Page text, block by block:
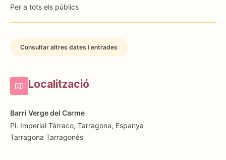
Per a tots els públics
Consultar altres dates i entrades
Localització
Barri Verge del Carme
Pl. Imperial Tàrraco, Tarragona, Espanya
Tarragona Tarragonès